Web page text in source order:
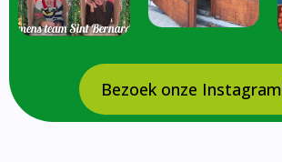
Bezoek onze Instagram